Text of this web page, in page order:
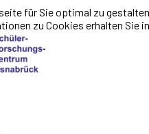
für Sie optimal zu
zu Cookies erhalten Sie